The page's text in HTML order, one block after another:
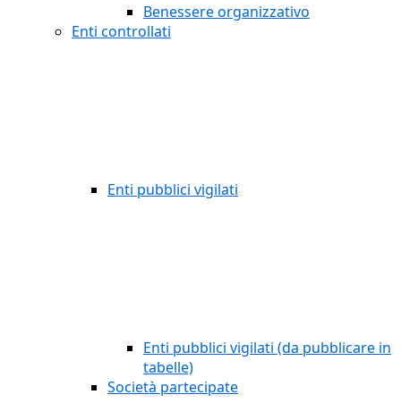
Benessere organizzativo
Enti controllati
Enti pubblici vigilati
Enti pubblici vigilati (da pubblicare in
tabelle)
Società partecipate